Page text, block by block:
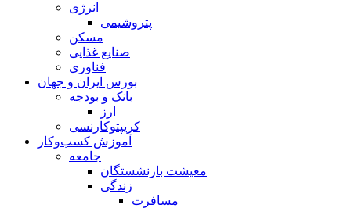
انرژی
پتروشیمی
مسکن
صنایع غذایی
فناوری
بورس ایران و جهان
بانک و بودجه
ارز
کریپتوکارنسی
آموزش کسب‌وکار
جامعه
معیشت بازنشستگان
زندگی
مسافرت